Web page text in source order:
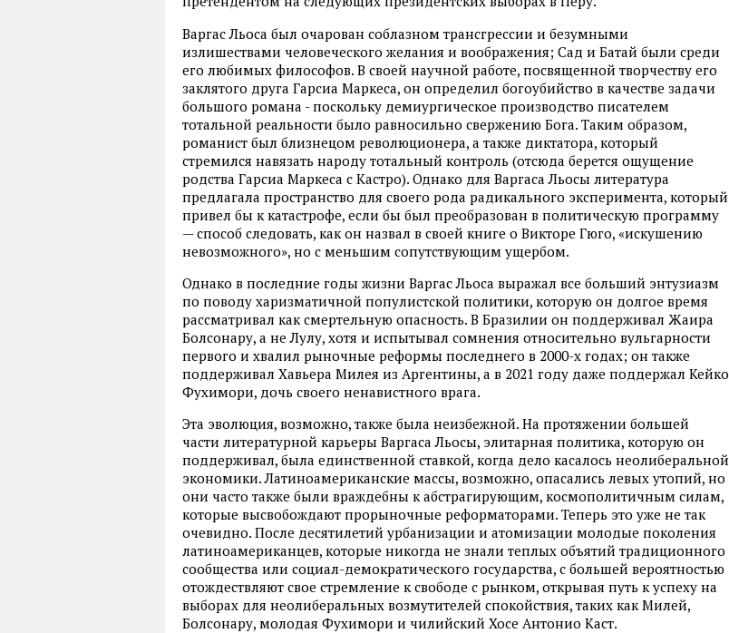
Варгас Льоса был очарован соблазном трансгрессии и безумными
излишествами человеческого желания и воображения; Сад и Батай были среди
его любимых философов. В своей научной работе, посвященной творчеству его
заклятого друга Гарсиа Маркеса, он определил богоубийство в качестве задачи
большого романа - поскольку демиургическое производство писателем
тотальной реальности было равносильно свержению Бога. Таким образом,
романист был близнецом революционера, а также диктатора, который
стремился навязать народу тотальный контроль (отсюда берется ощущение
родства Гарсиа Маркеса с Кастро). Однако для Варгаса Льосы литература
предлагала пространство для своего рода радикального эксперимента, который
привел бы к катастрофе, если бы был преобразован в политическую программу
— способ следовать, как он назвал в своей книге о Викторе Гюго, «искушению
невозможного», но с меньшим сопутствующим ущербом.
Однако в последние годы жизни Варгас Льоса выражал все больший энтузиазм
по поводу харизматичной популистской политики, которую он долгое время
рассматривал как смертельную опасность. В Бразилии он поддерживал Жаира
Болсонару, а не Лулу, хотя и испытывал сомнения относительно вульгарности
первого и хвалил рыночные реформы последнего в 2000-х годах; он также
поддерживал Хавьера Милея из Аргентины, а в 2021 году даже поддержал Кейко
Фухимори, дочь своего ненавистного врага.
Эта эволюция, возможно, также была неизбежной. На протяжении большей
части литературной карьеры Варгаса Льосы, элитарная политика, которую он
поддерживал, была единственной ставкой, когда дело касалось неолиберальной
экономики. Латиноамериканские массы, возможно, опасались левых утопий, но
они часто также были враждебны к абстрагирующим, космополитичным силам,
которые высвобождают прорыночные реформаторами. Теперь это уже не так
очевидно. После десятилетий урбанизации и атомизации молодые поколения
латиноамериканцев, которые никогда не знали теплых объятий традиционного
сообщества или социал-демократического государства, с большей вероятностью
отождествляют свое стремление к свободе с рынком, открывая путь к успеху на
выборах для неолиберальных возмутителей спокойствия, таких как Милей,
Болсонару, молодая Фухимори и чилийский Хосе Антонио Каст.